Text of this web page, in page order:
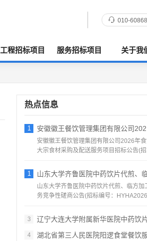
010-
工程招标项目 服务招标项目 关于我
热点信息
1 安徽徽王餐饮管理集团有限公司2026年食
安徽徽王餐饮管理集团有限公司2026年
大宗食材采购及配送服务项目招标公告(
1 山东大学齐鲁医院中药饮片代煎、临方加工
山东大学齐鲁医院中药饮片代煎、临方加
务竞争性磋商公告(招标编号：
3
辽宁大连大学附属新华医院中药饮片采购项
4 湖北省第三人民医院阳逻食堂餐饮服务招标